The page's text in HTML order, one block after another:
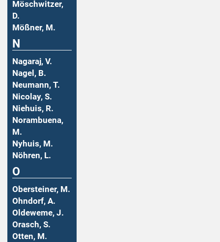
Möschwitzer,
D.
Mößner, M.
N
Nagaraj, V.
Nagel, B.
Neumann, T.
Nicolay, S.
Niehuis, R.
Norambuena,
M.
Nyhuis, M.
Nöhren, L.
O
Obersteiner, M.
Ohndorf, A.
Oldeweme, J.
Orasch, S.
Otten, M.